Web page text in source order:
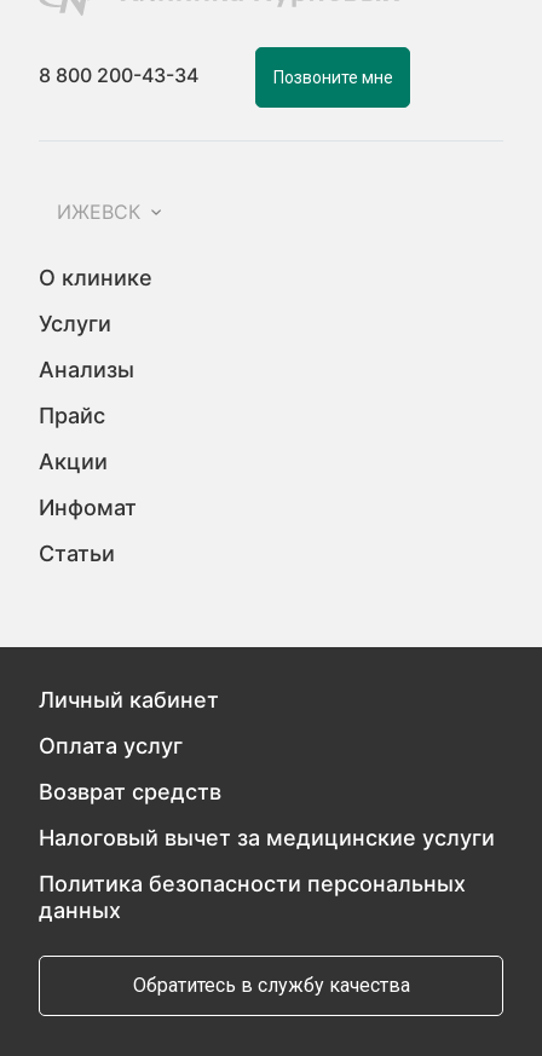
8 800 200-43-34 Позвоните мне
ИЖЕВСК
О клинике
Услуги
Анализы
Прайс
Акции
Инфомат
Статьи
Личный кабинет
Оплата услуг
Возврат средств
Налоговый вычет за медицинские услуги
Политика безопасности персональных
данных
Обратитесь в службу качества